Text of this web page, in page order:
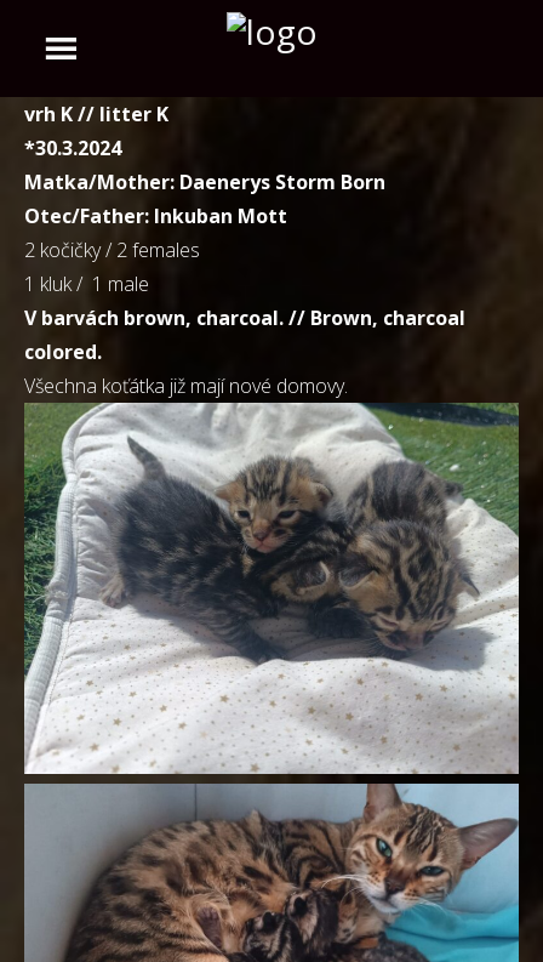
vrh K // litter K
*30.3.2024
Matka/Mother: Daenerys Storm Born
Otec/Father: Inkuban Mott
2 kočičky / 2 females
1 kluk / 1 male
V barvách brown, charcoal. // Brown, charcoal
colored.
Všechna koťátka již mají nové domovy.